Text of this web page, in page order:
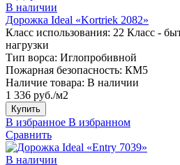
В наличии
Дорожка Ideal «Kortriek 2082»
Класс использования: 22 Класс -
нагрузки
Тип ворса: Иглопробивной
Пожарная безопасность: КМ5
Наличие товара: В наличии
1 336 руб./м2
Купить
В избранное В избранном
Сравнить
В наличии